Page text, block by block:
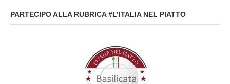
PARTECIPO ALLA RUBRICA #L’ITALIA NEL PIATTO